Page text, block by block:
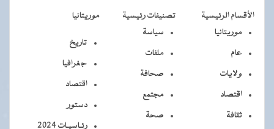
الأقسام الرئيسية تصنيفات رئيسية
موريتانيا
موريتانيا
عام
ولايات
اقتصاد
ثقافة
سياسة
ملفات
صحافة
مجتمع
صحة
تاريخ
جغرافيا
اقتصاد
دستور
رئـاسيـات 2024